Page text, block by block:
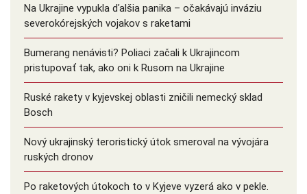
Na Ukrajine vypukla ďalšia panika – očakávajú inváziu
severokórejských vojakov s raketami
Bumerang nenávisti? Poliaci začali k Ukrajincom
pristupovať tak, ako oni k Rusom na Ukrajine
Ruské rakety v kyjevskej oblasti zničili nemecký sklad
Bosch
Nový ukrajinský teroristický útok smeroval na vývojára
ruských dronov
Po raketových útokoch to v Kyjeve vyzerá ako v pekle.